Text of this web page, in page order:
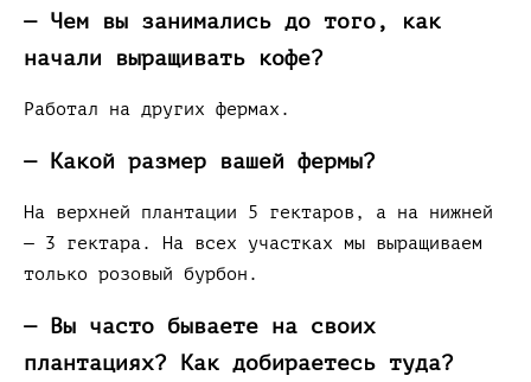
— Чем вы занимались до того, как
начали выращивать кофе?
Работал на других фермах.
— Какой размер вашей фермы?
На верхней плантации 5 гектаров, а на нижней
— 3 гектара. На всех участках мы выращиваем
только розовый бурбон.
— Вы часто бываете на своих
плантациях? Как добираетесь туда?